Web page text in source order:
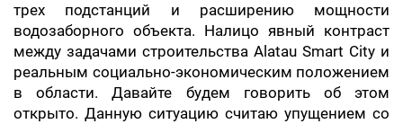
трех подстанций и расширению мощности
водозаборного объекта. Налицо явный контраст
между задачами строительства Alatau Smart City и
реальным социально-экономическим положением
в области. Давайте будем говорить об этом
открыто. Данную ситуацию считаю упущением со